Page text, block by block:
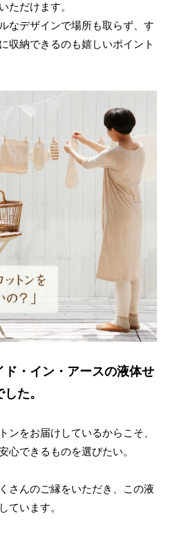
ただけます。
なデザインで場所も取らず、す
収納できるのも嬉しいポイント
ド・イン・アースの液体せ
た。
ンをお届けしているからこそ、
心できるものを選びたい。
さんのご縁をいただき、この液
ています。